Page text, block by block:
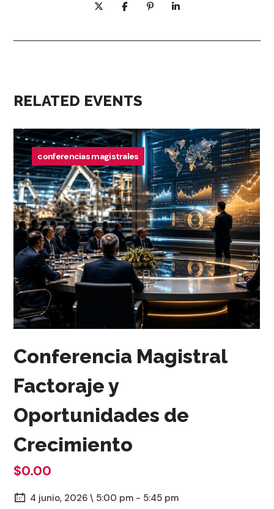
RELATED EVENTS
conferencias magistrales
Conferencia Magistral
Factoraje y
Oportunidades de
Crecimiento
$0.00
4 junio, 2026 \ 5:00 pm - 5:45 pm